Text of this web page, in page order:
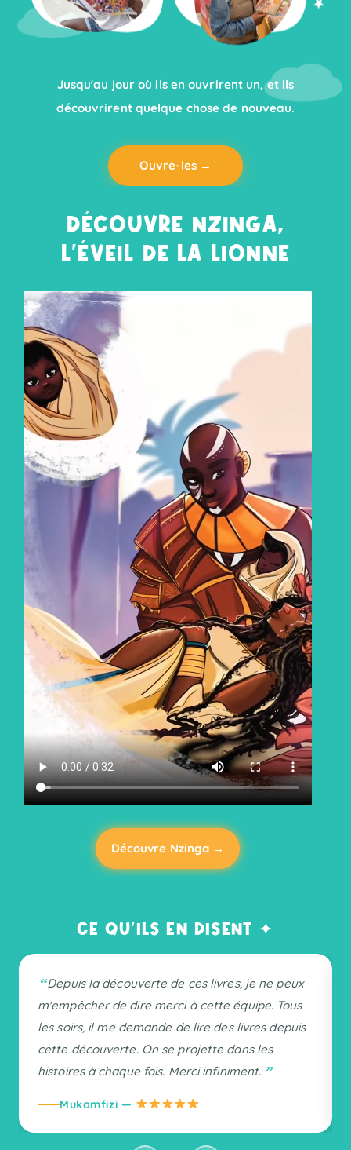
Jusqu'au jour où ils en ouvrirent un, et ils
découvrirent quelque chose de nouveau.
Ouvre-les →
DÉCOUVRE NZINGA,
L'ÉVEIL DE LA LIONNE
Découvre Nzinga →
CE QU'ILS EN DISENT ✦
Depuis la découverte de ces livres, je ne peux
m'empêcher de dire merci à cette équipe. Tous
les soirs, il me demande de lire des livres depuis
cette découverte. On se projette dans les
histoires à chaque fois. Merci infiniment.
Mukamfizi —